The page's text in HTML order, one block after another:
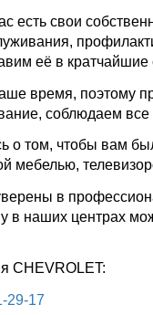
есть свои
её в кратчайшие
время, поэтому
соблюдаем все
о том, чтобы вам
мебелью,
в
в наших центрах
CHEVROLET:
29-17